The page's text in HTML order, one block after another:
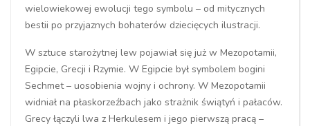
wielowiekowej ewolucji tego symbolu – od mitycznych
bestii po przyjaznych bohaterów dziecięcych ilustracji.
W sztuce starożytnej lew pojawiał się już w Mezopotamii,
Egipcie, Grecji i Rzymie. W Egipcie był symbolem bogini
Sechmet – uosobienia wojny i ochrony. W Mezopotamii
widniał na płaskorzeźbach jako strażnik świątyń i pałaców.
Grecy łączyli lwa z Herkulesem i jego pierwszą pracą –